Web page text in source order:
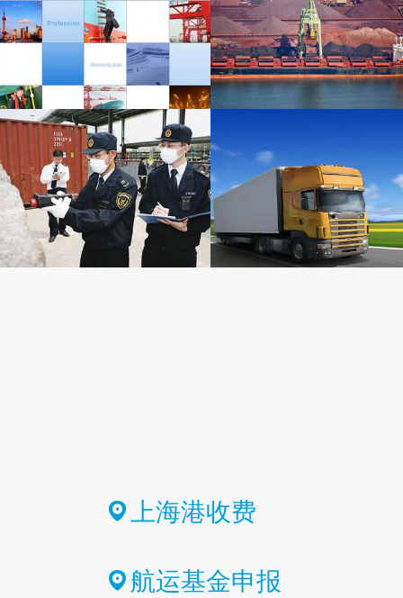
上海港引航站生产管理系统 散货码头进港查询
检验检疫提货单查询 集装箱进出门查询
上海港收费
航运基金申报